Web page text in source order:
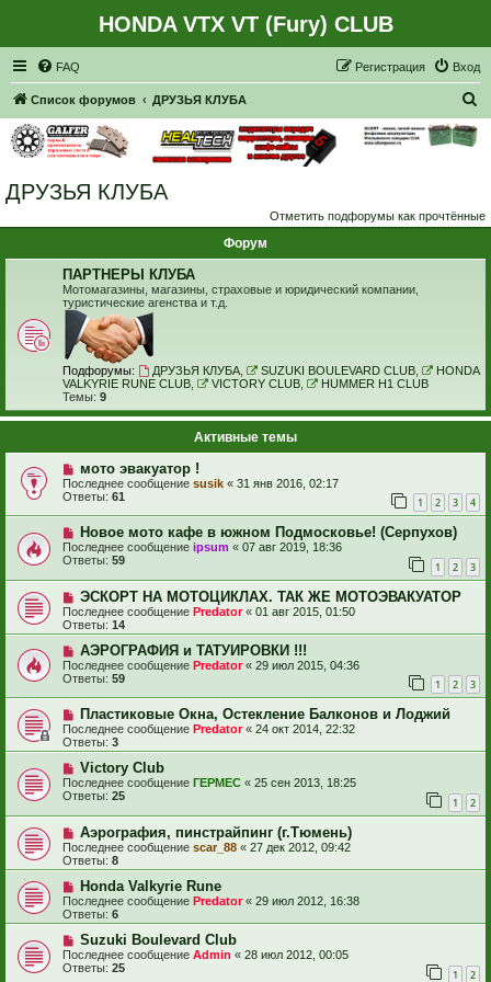
HONDA VTX VT (Fury) CLUB
FAQ Вход
Регистрация
Список форумов ДРУЗЬЯ КЛУБА
ДРУЗЬЯ КЛУБА
Отметить подфорумы как прочтённые
Форум
ПАРТНЕРЫ КЛУБА
Мотомагазины, магазины, страховые и юридический компании,
туристические агенства и т.д.
Подфорумы: ДРУЗЬЯ КЛУБА, SUZUKI BOULEVARD CLUB,
HONDA
VALKYRIE RUNE CLUB
VICTORY CLUB,
HUMMER H1 CLUB
Темы: 9
Активные темы
мото эвакуатор !
Последнее сообщение susik « 31 янв 2016, 02:17
Ответы: 61 1 2 3 4
Новое мото кафе в южном Подмосковье! (Серпухов)
Последнее сообщение ipsum « 07 авг 2019, 18:36
Ответы: 59 1 2 3
ЭСКОРТ НА МОТОЦИКЛАХ. ТАК ЖЕ МОТОЭВАКУАТОР
Последнее сообщение Predator« 01 авг 2015, 01:50
Ответы: 14
АЭРОГРАФИЯ и ТАТУИРОВКИ !!!
Последнее сообщение Predator« 29 июл 2015, 04:36
Ответы: 59 1 2 3
Пластиковые Окна, Остекление Балконов и Лоджий
Последнее сообщение Predator« 24 окт 2014, 22:32
Ответы: 3
Victory Club
Последнее сообщение ГЕРМЕС « 25 сен 2013, 18:25
Ответы: 25 1 2
Аэрография, пинстрайпинг (г.Тюмень)
Последнее сообщение scar_88 « 27 дек 2012, 09:42
Ответы: 8
Honda Valkyrie Rune
Последнее сообщение Predator« 29 июл 2012, 16:38
Ответы: 6
Suzuki Boulevard Club
Последнее сообщение Admin « 28 июл 2012, 00:05
Ответы: 25 1 2